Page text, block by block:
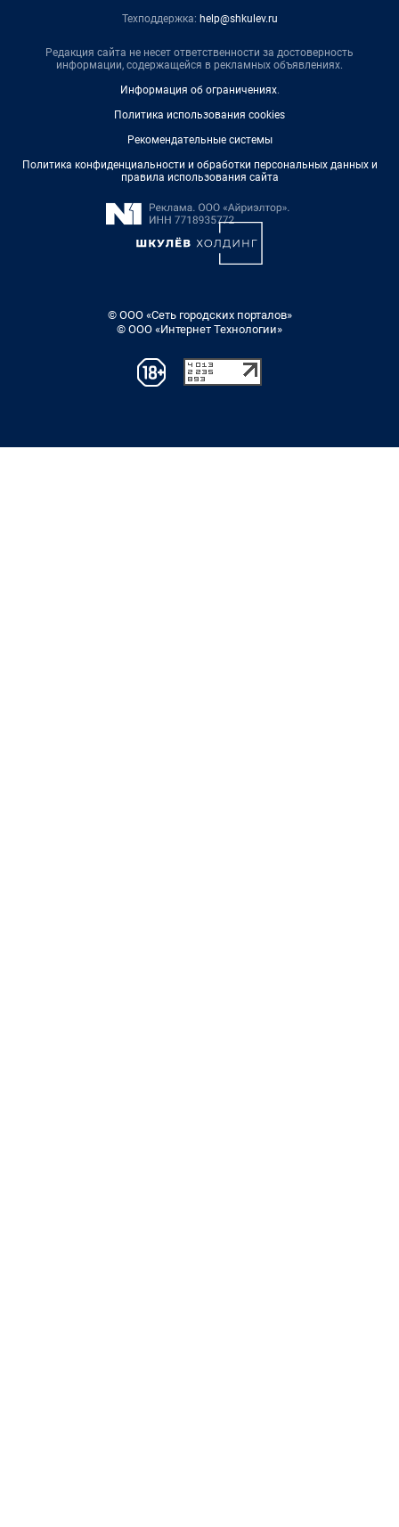
Техподдержка: help@shkulev.ru
Редакция сайта не несет ответственности за достоверность
информации, содержащейся в рекламных объявлениях.
Информация об ограничениях.
Политика использования cookies
Рекомендательные системы
Политика конфиденциальности и обработки персональных данных и
правила использования сайта
© ООО «Сеть городских порталов»
© ООО «Интернет Технологии»